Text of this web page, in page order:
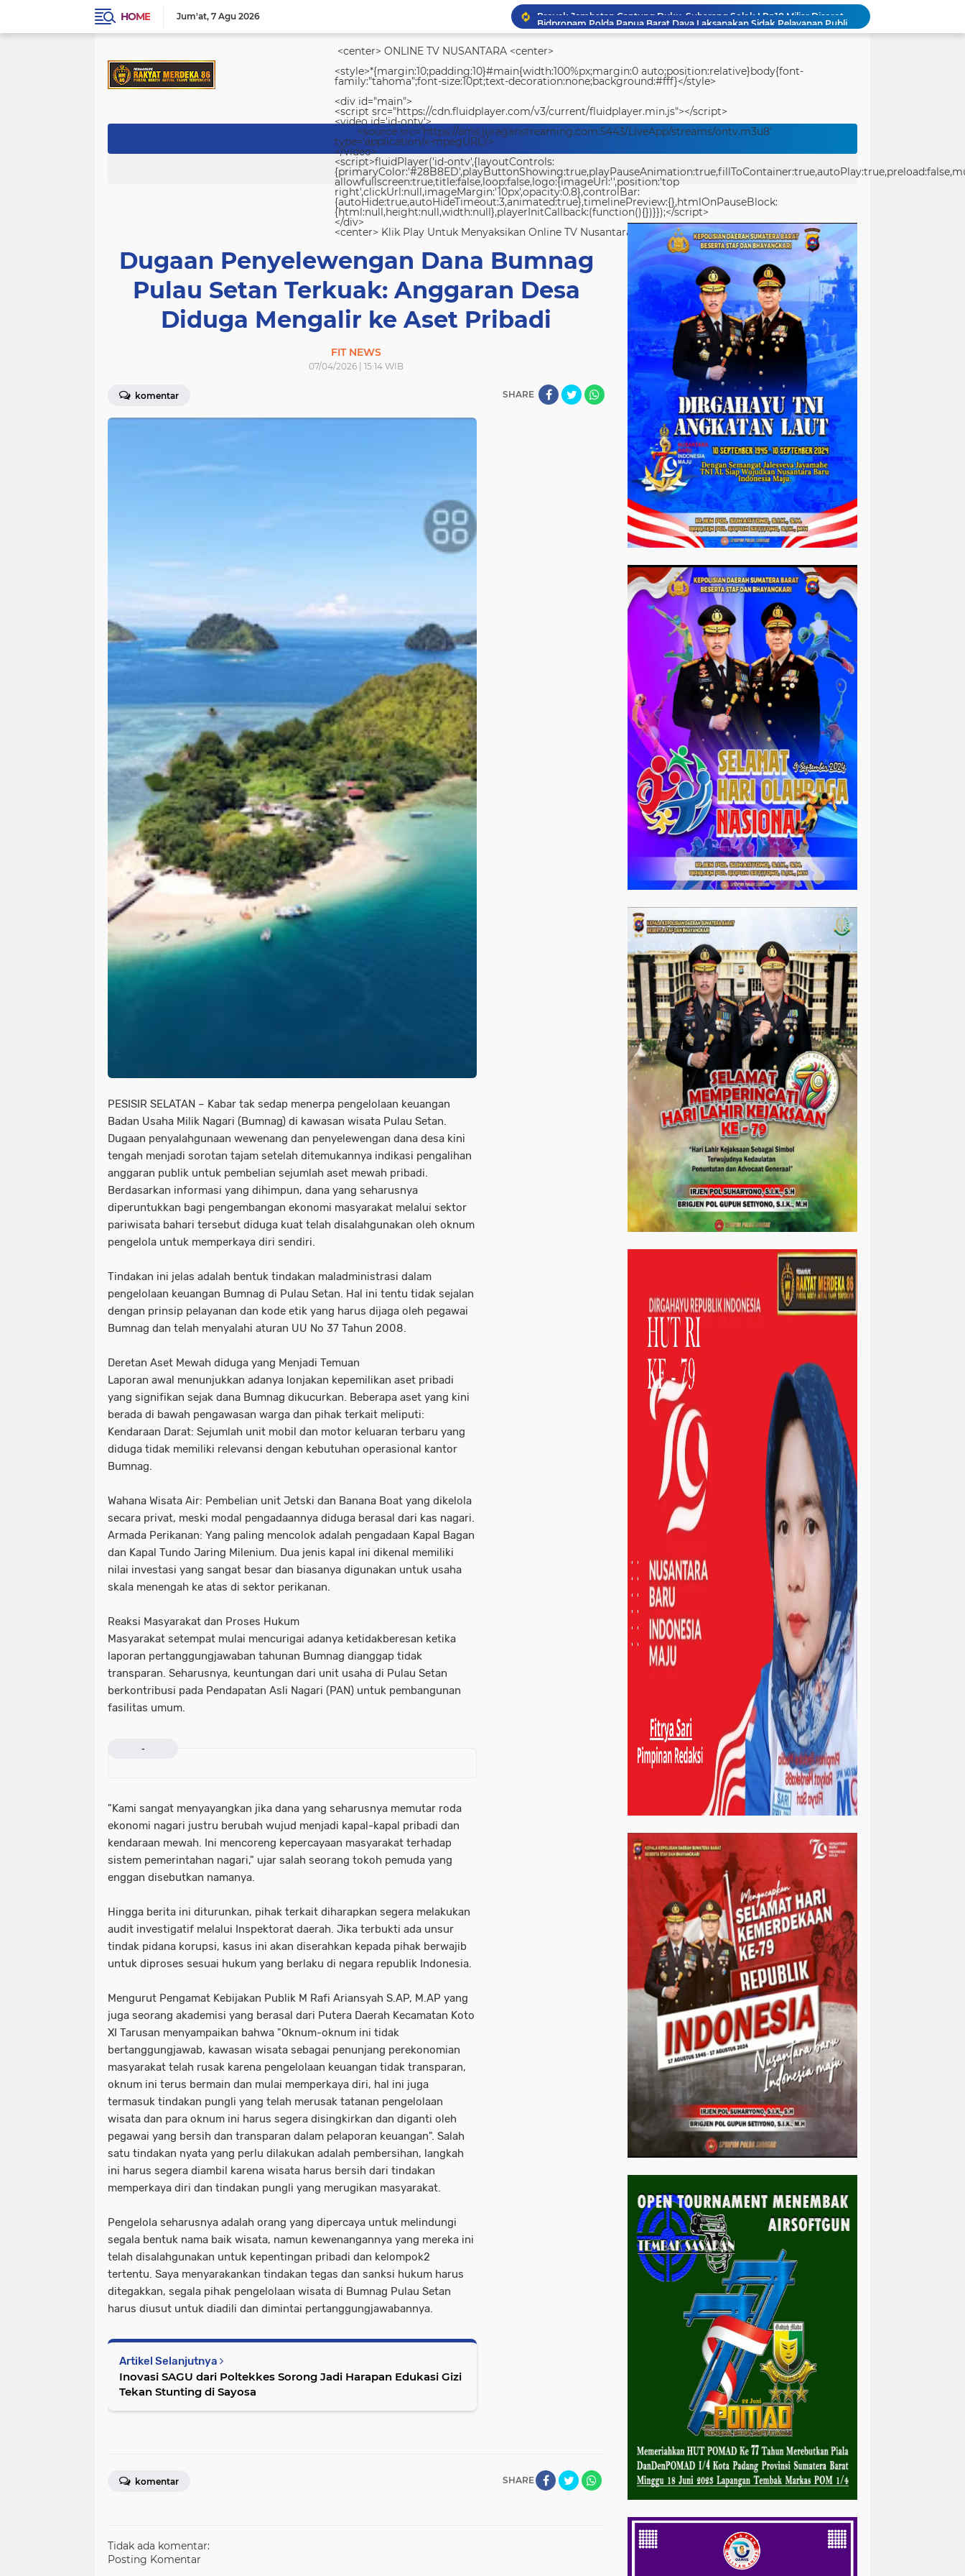
HOME Jum'at 7 Agu 2026
Bupati Teluk Bintuni Serahkan Hibah Speedboat kepada Kodaeral XIV, Dukung Ground Breaking Pelabuhan Babo
Festival Pawai Telong-Telong Jadi Magnet Ribuan Warga di Perayaan HJK Padang ke-357
Proyek Jembatan Gantung Duku–Subarang Solok I Rp10 Miliar Disorot, Diduga Masih Dikerjakan Usai Masa Kontrak Berakhir
<center> ONLINE TV NUSANTARA <center>
<style>*{margin:10;padding:10}#main{width:100%px;margin:0 auto;position:relative}body{font-
family:"tahoma";font-size:10pt;text-decoration:none;background:#fff}</style>
<div id="main">
<script src="https://cdn.fluidplayer.com/v3/current/fluidplayer.min.js"></script>
<video id='id-ontv'>
<source src='https://ams.juraganstreaming.com:5443/LiveApp/streams/ontv.m3u8'
type='application/x-mpegURL'/>
</video>
<script>fluidPlayer('id-ontv',{layoutControls:
allowfullscreen:true,title:false,loop:false,logo:{imageUrl:'',position:'top
right',clickUrl:null,imageMargin:'10px',opacity:0.8},controlBar:
{autoHide:true,autoHideTimeout:3,animated:true},timelinePreview:{},htmlOnPauseBlock:
{html:null,height:null,width:null},playerInitCallback:(function(){})}});</script>
</div>
<center> Klik Play Untuk Menyaksikan Online TV Nusantara <center>
Dugaan Penyelewengan Dana Bumnag
Pulau Setan Terkuak: Anggaran Desa
Diduga Mengalir ke Aset Pribadi
FIT NEWS
07/04/2026 | 15:14 WIB
komentar SHARE
PESISIR SELATAN – Kabar tak sedap menerpa pengelolaan keuangan
Badan Usaha Milik Nagari (Bumnag) di kawasan wisata Pulau Setan.
Dugaan penyalahgunaan wewenang dan penyelewengan dana desa kini
tengah menjadi sorotan tajam setelah ditemukannya indikasi pengalihan
anggaran publik untuk pembelian sejumlah aset mewah pribadi.
​Berdasarkan informasi yang dihimpun, dana yang seharusnya
diperuntukkan bagi pengembangan ekonomi masyarakat melalui sektor
pariwisata bahari tersebut diduga kuat telah disalahgunakan oleh oknum
pengelola untuk memperkaya diri sendiri.
Tindakan ini jelas adalah bentuk tindakan maladministrasi dalam
pengelolaan keuangan Bumnag di Pulau Setan. Hal ini tentu tidak sejalan
dengan prinsip pelayanan dan kode etik yang harus dijaga oleh pegawai
Bumnag dan telah menyalahi aturan UU No 37 Tahun 2008.
​Deretan Aset Mewah diduga yang Menjadi Temuan
​Laporan awal menunjukkan adanya lonjakan kepemilikan aset pribadi
yang signifikan sejak dana Bumnag dikucurkan. Beberapa aset yang kini
berada di bawah pengawasan warga dan pihak terkait meliputi:
​Kendaraan Darat: Sejumlah unit mobil dan motor keluaran terbaru yang
diduga tidak memiliki relevansi dengan kebutuhan operasional kantor
Bumnag.
​Wahana Wisata Air: Pembelian unit Jetski dan Banana Boat yang dikelola
secara privat, meski modal pengadaannya diduga berasal dari kas nagari.
​Armada Perikanan: Yang paling mencolok adalah pengadaan Kapal Bagan
dan Kapal Tundo Jaring Milenium. Dua jenis kapal ini dikenal memiliki
nilai investasi yang sangat besar dan biasanya digunakan untuk usaha
skala menengah ke atas di sektor perikanan.
​Reaksi Masyarakat dan Proses Hukum
​Masyarakat setempat mulai mencurigai adanya ketidakberesan ketika
laporan pertanggungjawaban tahunan Bumnag dianggap tidak
transparan. Seharusnya, keuntungan dari unit usaha di Pulau Setan
berkontribusi pada Pendapatan Asli Nagari (PAN) untuk pembangunan
fasilitas umum.
-
​"Kami sangat menyayangkan jika dana yang seharusnya memutar roda
ekonomi nagari justru berubah wujud menjadi kapal-kapal pribadi dan
kendaraan mewah. Ini mencoreng kepercayaan masyarakat terhadap
sistem pemerintahan nagari," ujar salah seorang tokoh pemuda yang
enggan disebutkan namanya.
​Hingga berita ini diturunkan, pihak terkait diharapkan segera melakukan
audit investigatif melalui Inspektorat daerah. Jika terbukti ada unsur
tindak pidana korupsi, kasus ini akan diserahkan kepada pihak berwajib
untuk diproses sesuai hukum yang berlaku di negara republik Indonesia.
Mengurut Pengamat Kebijakan Publik M Rafi Ariansyah S.AP, M.AP yang
juga seorang akademisi yang berasal dari Putera Daerah Kecamatan Koto
XI Tarusan menyampaikan bahwa "Oknum-oknum ini tidak
bertanggungjawab, kawasan wisata sebagai penunjang perekonomian
masyarakat telah rusak karena pengelolaan keuangan tidak transparan,
oknum ini terus bermain dan mulai memperkaya diri, hal ini juga
termasuk tindakan pungli yang telah merusak tatanan pengelolaan
wisata dan para oknum ini harus segera disingkirkan dan diganti oleh
pegawai yang bersih dan transparan dalam pelaporan keuangan". Salah
satu tindakan nyata yang perlu dilakukan adalah pembersihan, langkah
ini harus segera diambil karena wisata harus bersih dari tindakan
memperkaya diri dan tindakan pungli yang merugikan masyarakat.
Pengelola seharusnya adalah orang yang dipercaya untuk melindungi
segala bentuk nama baik wisata, namun kewenangannya yang mereka ini
telah disalahgunakan untuk kepentingan pribadi dan kelompok2
tertentu. Saya menyarakankan tindakan tegas dan sanksi hukum harus
ditegakkan, segala pihak pengelolaan wisata di Bumnag Pulau Setan
harus diusut untuk diadili dan dimintai pertanggungjawabannya.
Artikel Selanjutnya
Inovasi SAGU dari Poltekkes Sorong Jadi Harapan Edukasi Gizi
Tekan Stunting di Sayosa
SHARE
komentar
Tidak ada komentar:
Posting Komentar